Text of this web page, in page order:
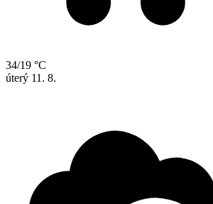
34/19 °C
úterý 11. 8.